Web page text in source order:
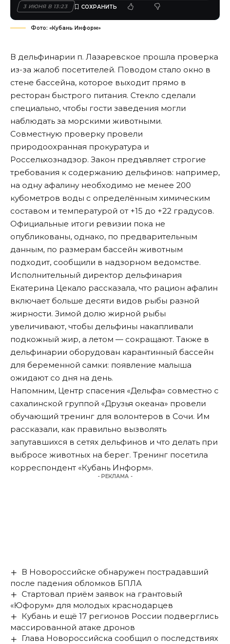
3 ИЮНЯ В 13:23
Фото: «Кубань Информ»
В дельфинарии п. Лазаревское прошла проверка
из-за жалоб посетителей. Поводом стало окно в
стене бассейна, которое выходит прямо в
ресторан быстрого питания. Стекло сделали
специально, чтобы гости заведения могли
наблюдать за морскими животными.
Совместную проверку провели
природоохранная прокуратура и
Россельхознадзор. Закон предъявляет строгие
требования к содержанию дельфинов: например,
на одну афалину необходимо не менее 200
кубометров воды с определённым химическим
составом и температурой от +15 до +22 градусов.
Официальные итоги ревизии пока не
опубликованы, однако, по предварительным
данным, по размерам бассейн животным
подходит, сообщили в надзорном ведомстве.
Исполнительный директор дельфинария
Екатерина Цекало рассказала, что рацион афалин
включает больше десяти видов рыбы разной
жирности. Зимой долю жирной рыбы
увеличивают, чтобы дельфины накапливали
подкожный жир, а летом — сокращают. Также в
дельфинарии оборудован карантинный бассейн
для беременной самки: появление малыша
ожидают со дня на день.
Напомним, Центр спасения «Дельфа» совместно с
сахалинской группой «Друзья океана» провели
обучающий тренинг для волонтеров в Сочи. Им
рассказали, как правильно вызволять
запутавшихся в сетях дельфинов и что делать при
выбросе животных на берег. Тренинг посетила
корреспондент «Кубань Информ».
- РЕКЛАМА -
В Новороссийске обнаружен пострадавший
после падения обломков БПЛА
Стартовал приём заявок на грантовый
«Юфорум» для молодых краснодарцев
Кубань и ещё 17 регионов России подверглись
массированной атаке дронов
Глава Новороссийска сообщил о последствиях